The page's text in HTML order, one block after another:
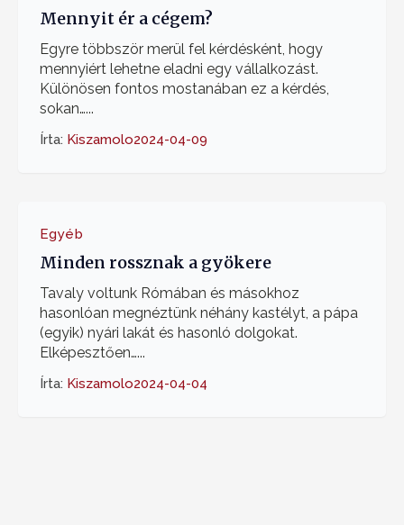
Mennyit ér a cégem?
Egyre többször merül fel kérdésként, hogy
mennyiért lehetne eladni egy vállalkozást.
Különösen fontos mostanában ez a kérdés,
sokan…...
Írta: Kiszamolo2024-04-09
Egyéb
Minden rossznak a gyökere
Tavaly voltunk Rómában és másokhoz
hasonlóan megnéztünk néhány kastélyt, a pápa
(egyik) nyári lakát és hasonló dolgokat.
Elképesztően…...
Írta: Kiszamolo2024-04-04